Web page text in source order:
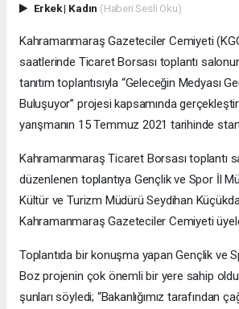
Erkek| Kadın (Haberi Sesli Oku)
Kahramanmaraş Gazeteciler Cemiyeti
saatlerinde Ticaret Borsası toplantı
tanıtım toplantısıyla “Geleceğin Medyası
Buluşuyor” projesi kapsamında
yarışmanın 15 Temmuz 2021 tarihinde start
Kahramanmaraş Ticaret Borsası toplantı
düzenlenen toplantıya Gençlik ve Spor İl
Kültür ve Turizm Müdürü Seydihan
Kahramanmaraş Gazeteciler Cemiyeti
Toplantıda bir konuşma yapan Gençlik ve
Boz projenin çok önemli bir yere sahip
şunları söyledi; “Bakanlığımız tarafından